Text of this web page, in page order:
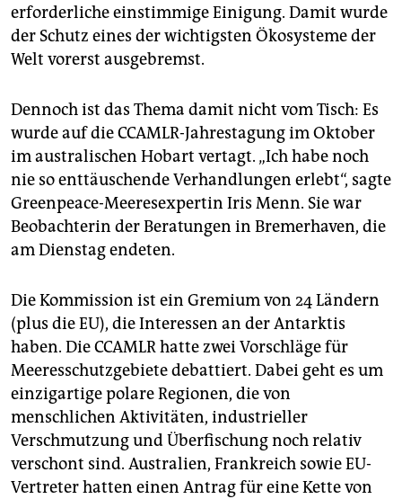
erforderliche einstimmige Einigung. Damit wurde
der Schutz eines der wichtigsten Ökosysteme der
Welt vorerst ausgebremst.
Dennoch ist das Thema damit nicht vom Tisch: Es
wurde auf die CCAMLR-Jahrestagung im Oktober
im australischen Hobart vertagt. „Ich habe noch
nie so enttäuschende Verhandlungen erlebt“, sagte
Greenpeace-Meeresexpertin Iris Menn. Sie war
Beobachterin der Beratungen in Bremerhaven, die
am Dienstag endeten.
Die Kommission ist ein Gremium von 24 Ländern
(plus die EU), die Interessen an der Antarktis
haben. Die CCAMLR hatte zwei Vorschläge für
Meeresschutzgebiete debattiert. Dabei geht es um
einzigartige polare Regionen, die von
menschlichen Aktivitäten, industrieller
Verschmutzung und Überfischung noch relativ
verschont sind. Australien, Frankreich sowie EU-
Vertreter hatten einen Antrag für eine Kette von